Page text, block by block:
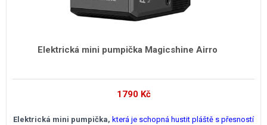
Elektrická mini pumpička Magicshine Airro
1790 Kč
Elektrická mini pumpička, která je schopná hustit pláště s přesností